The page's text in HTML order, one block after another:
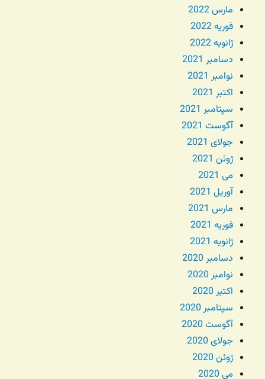
مارس 2022
فوریه 2022
ژانویه 2022
دسامبر 2021
نوامبر 2021
اکتبر 2021
سپتامبر 2021
آگوست 2021
جولای 2021
ژوئن 2021
می 2021
آوریل 2021
مارس 2021
فوریه 2021
ژانویه 2021
دسامبر 2020
نوامبر 2020
اکتبر 2020
سپتامبر 2020
آگوست 2020
جولای 2020
ژوئن 2020
می 2020